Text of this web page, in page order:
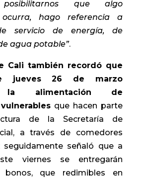
posibilitarnos que algo
ocurra, hago referencia a
servicio de energía, de
agua potable”.
Cali también recordó que
jueves 26 de marzo
la alimentación de
que hacen parte
de la Secretaría de
a través de comedores
seguidamente señaló que a
viernes se entregarán
bonos, que redimibles en